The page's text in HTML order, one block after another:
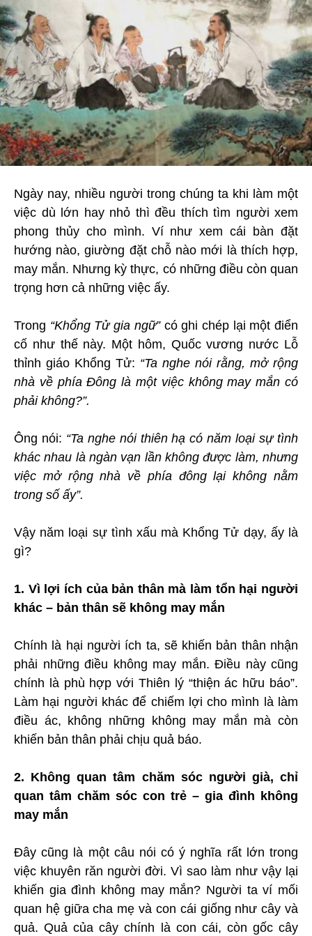
Ngày nay, nhiều người trong chúng ta khi làm một
việc dù lớn hay nhỏ thì đều thích tìm người xem
phong thủy cho mình. Ví như xem cái bàn đặt
hướng nào, giường đặt chỗ nào mới là thích hợp,
may mắn. Nhưng kỳ thực, có những điều còn quan
trọng hơn cả những việc ấy.
Trong “Khổng Tử gia ngữ”có ghi chép lại một điển
cố như thế này. Một hôm, Quốc vương nước Lỗ
thỉnh giáo Khổng Tử: “Ta nghe nói rằng, mở rộng
nhà về phía Đông là một việc không may mắn có
phải không?”.
Ông nói: “Ta nghe nói thiên hạ có năm loại sự tình
khác nhau là ngàn vạn lần không được làm, nhưng
việc mở rộng nhà về phía đông lại không nằm
trong số ấy”.
Vậy năm loại sự tình xấu mà Khổng Tử dạy, ấy là
gì?
1. Vì lợi ích của bản thân mà làm tổn hại người
khác – bản thân sẽ không may mắn
Chính là hại người ích ta, sẽ khiến bản thân nhận
phải những điều không may mắn. Điều này cũng
chính là phù hợp với Thiên lý “thiện ác hữu báo”.
Làm hại người khác để chiếm lợi cho mình là làm
điều ác, không những không may mắn mà còn
khiến bản thân phải chịu quả báo.
2. Không quan tâm chăm sóc người già, chỉ
quan tâm chăm sóc con trẻ – gia đình không
may mắn
Đây cũng là một câu nói có ý nghĩa rất lớn trong
việc khuyên răn người đời. Vì sao làm như vậy lại
khiến gia đình không may mắn? Người ta ví mối
quan hệ giữa cha mẹ và con cái giống như cây và
quả. Quả của cây chính là con cái, còn gốc cây